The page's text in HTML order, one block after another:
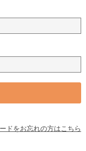
ドをお忘れの方はこちら